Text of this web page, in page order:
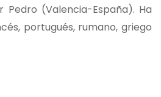
Pedro (Valencia-España). Ha
portugués, rumano, griego